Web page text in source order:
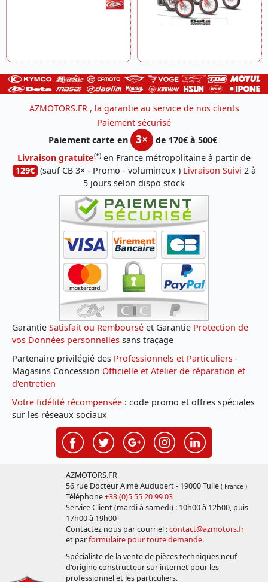
AZMOTORS.FR , la garantie au service de nos clients
Paiement sécurisé
Paiement carte en
3×
de 170€ à 500€
Livraison gratuite(*) en France métropolitaine à partir de
129€ (sauf CB 3× - Promo - volumineux ) Livraison Suivi 2 à
5 jours selon dispo stock
Garantie Satisfait ou Remboursé et Garantie Protection de
vos Données personnelles sans traçage
Partenaire privilégié des Professionnels et Particuliers -
Magasins Concession Officielle et Atelier de réparation et
d'entretien
Votre fidélité récompensée : code promo et offres spéciales
sur les réseaux sociaux
AZMOTORS.FR
56 rue Docteur Aimé Audubert - 19000 Tulle ( France )
Téléphone+33 (0)5 55 20 99 03
Service Client (mardi à samedi) : 10h00 à 12h00, puis
17h00 à 19h00
Contactez nous par courriel :contact@azmotors.fr
et parformulaire pour toute demande.
Spécialiste de la vente de pièces techniques neuf
d'origine constructeur sur internet pour les
professionnel et les particuliers.